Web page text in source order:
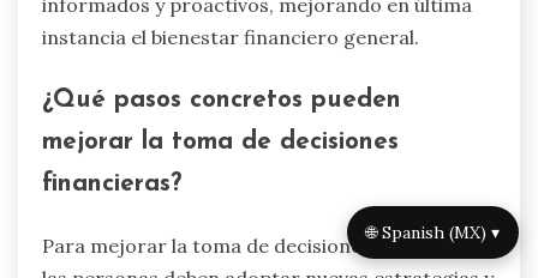
financieras adoptando una mentalidad de
crecimiento y desafiando creencias limitantes.
elecciones financieras pasadas y entender cómo
estas percepciones moldean decisiones futuras.
Al enfocarse en resultados positivos y establecer
objetivos alcanzables, las personas pueden crear
una historia financiera más empoderadora. Por
ejemplo, rastrear el progreso y celebrar
🌐 Spanish (MX) ▾